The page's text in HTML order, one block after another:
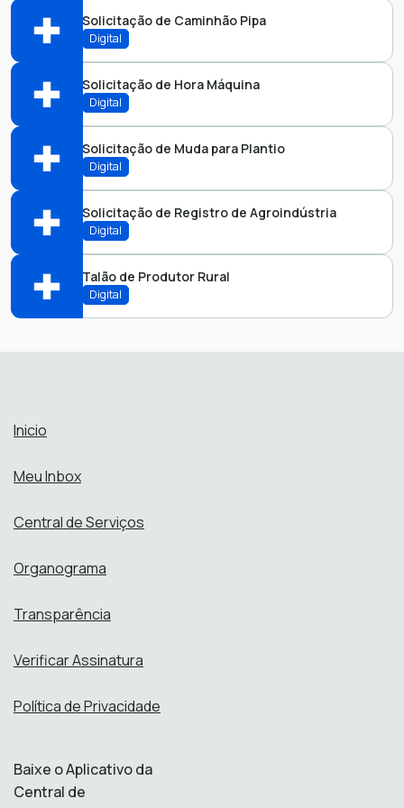
Licitação
Vigilância Sanitária
Abrir online > Via protocolo 1Doc
Solicitação de Caminhão Pipa
Digital
Abrir online > Via protocolo 1Doc
Solicitação de Hora Máquina
Digital
Abrir online > Via protocolo 1Doc
Solicitação de Muda para Plantio
Digital
Abrir online > Via protocolo 1Doc
Solicitação de Registro de Agroindústria
Digital
Abrir online > Via protocolo 1Doc
Talão de Produtor Rural
Digital
Inicio
Meu Inbox
Central de Serviços
Organograma
Transparência
Verificar Assinatura
Política de Privacidade
Baixe o Aplicativo da
Central de